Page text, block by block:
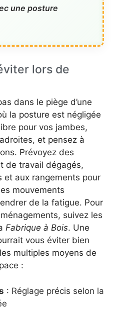
une posture
lors de
dans le piège d’une
la posture est négligée
pour vos jambes,
et pensez à
Prévoyez des
de travail dégagés,
et aux rangements pour
mouvements
de la fatigue. Pour
suivez les
Fabrique à Bois. Une
vous éviter bien
multiples moyens de
:
: Réglage précis selon la